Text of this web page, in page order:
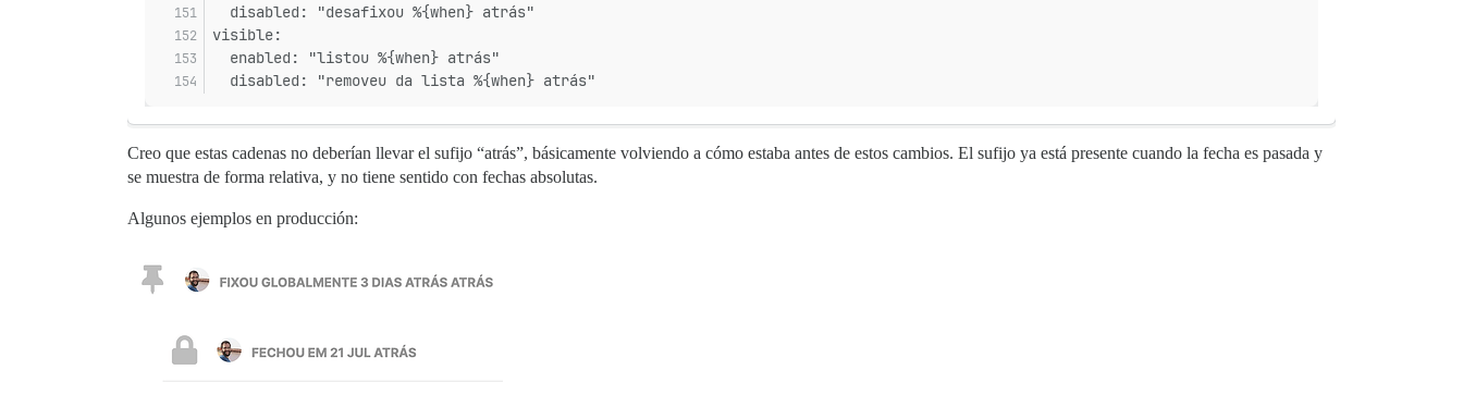
  disabled: "desafixou %{when} atrás"
visible:
  enabled: "listou %{when} atrás"
  disabled: "removeu da lista %{when} atrás"
Creo que estas cadenas no deberían llevar el sufijo “atrás”, básicamente volviendo a cómo estaba antes de estos cambios. El sufijo ya está presente cuando la fecha es pasada y
se muestra de forma relativa, y no tiene sentido con fechas absolutas.
Algunos ejemplos en producción: